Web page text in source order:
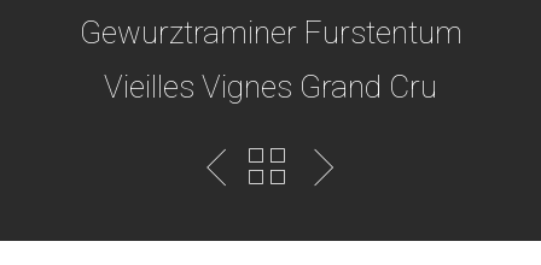
Gewurztraminer Furstentum
Vieilles Vignes Grand Cru